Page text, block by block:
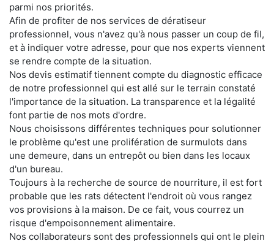
parmi nos priorités.
Afin de profiter de nos services de dératiseur
professionnel, vous n'avez qu'à nous passer un coup de fil,
et à indiquer votre adresse, pour que nos experts viennent
se rendre compte de la situation.
Nos devis estimatif tiennent compte du diagnostic efficace
de notre professionnel qui est allé sur le terrain constaté
l'importance de la situation. La transparence et la légalité
font partie de nos mots d'ordre.
Nous choisissons différentes techniques pour solutionner
le problème qu'est une prolifération de surmulots dans
une demeure, dans un entrepôt ou bien dans les locaux
d'un bureau.
Toujours à la recherche de source de nourriture, il est fort
probable que les rats détectent l'endroit où vous rangez
vos provisions à la maison. De ce fait, vous courrez un
risque d'empoisonnement alimentaire.
Nos collaborateurs sont des professionnels qui ont le plein